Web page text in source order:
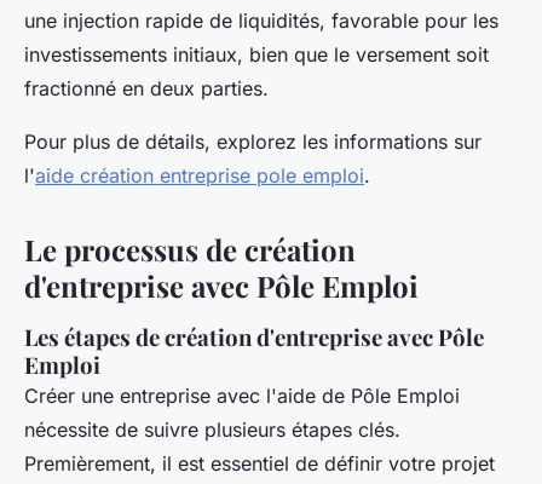
une injection rapide de liquidités, favorable pour les
investissements initiaux, bien que le versement soit
fractionné en deux parties.
Pour plus de détails, explorez les informations sur
l'aide création entreprise pole emploi.
Le processus de création
d'entreprise avec Pôle Emploi
Les étapes de création d'entreprise avec Pôle
Emploi
Créer une entreprise avec l'aide de Pôle Emploi
nécessite de suivre plusieurs étapes clés.
Premièrement, il est essentiel de définir votre projet